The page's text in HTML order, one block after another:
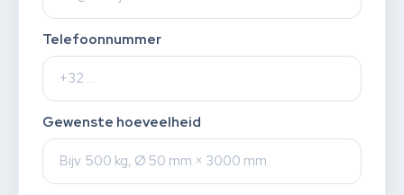
Telefoonnummer
Gewenste hoeveelheid